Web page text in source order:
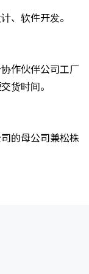
、软件开发。
作伙伴公司工厂
货时间。
的母公司兼松株